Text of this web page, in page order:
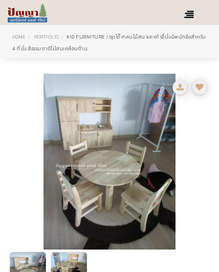
HOME PORTFOLIO KID FURNITURE / ชุดโต๊ะกลมไม้สน และเก้าอี้นั่งมีพนักอิงสำหรับ
4 ที่นั่ง สีธรรมชาติไม้สนเคลือบด้าน